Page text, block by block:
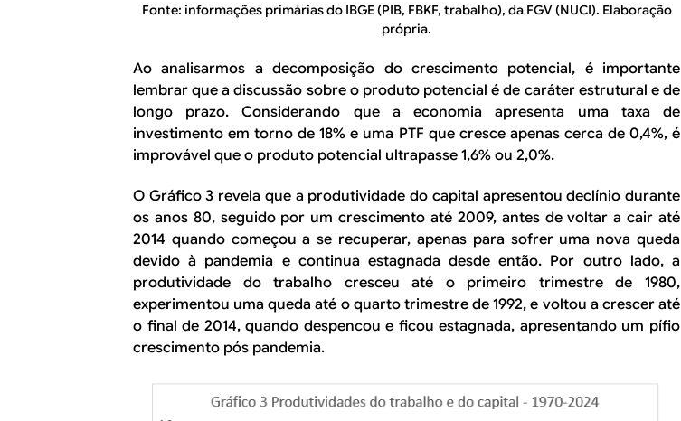
Fonte: informações primárias do IBGE (PIB, FBKF, trabalho), da FGV (NUCI). Elaboração
própria.
Ao analisarmos a decomposição do crescimento potencial, é importante
lembrar que a discussão sobre o produto potencial é de caráter estrutural e de
longo prazo. Considerando que a economia apresenta uma taxa de
investimento em torno de 18% e uma PTF que cresce apenas cerca de 0,4%, é
improvável que o produto potencial ultrapasse 1,6% ou 2,0%.
O Gráfico 3 revela que a produtividade do capital apresentou declínio durante
os anos 80, seguido por um crescimento até 2009, antes de voltar a cair até
2014 quando começou a se recuperar, apenas para sofrer uma nova queda
devido à pandemia e continua estagnada desde então. Por outro lado, a
produtividade do trabalho cresceu até o primeiro trimestre de 1980,
experimentou uma queda até o quarto trimestre de 1992, e voltou a crescer até
o final de 2014, quando despencou e ficou estagnada, apresentando um pífio
crescimento pós pandemia.